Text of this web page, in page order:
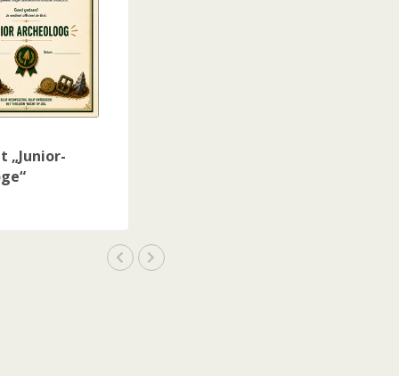
„Junior-